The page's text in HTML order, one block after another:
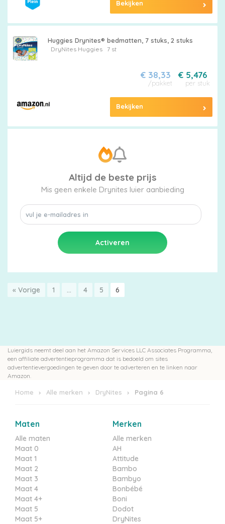
Bekijken
Huggies Drynites® bedmatten, 7 stuks, 2 stuks
DryNites Huggies 7 st
€ 5,476
per stuk
€ 38,33
/pakket
Bekijken
Altijd de beste prijs
Mis geen enkele Drynites luier aanbieding
« Vorige 1 … 4 5 6
Luiergids neemt deel aan het Amazon Services LLC Associates Programma,
een affiliate advertentieprogramma dat is bedoeld om sites
advertentievergoedingen te geven door te adverteren en te linken naar
Amazon.
Home Alle merken DryNites Pagina 6
Maten
Alle maten
Maat 0
Maat 1
Maat 2
Maat 3
Maat 4
Maat 4+
Maat 5
Maat 5+
Merken
Alle merken
AH
Attitude
Bambo
Bambyo
Bonbébé
Boni
Dodot
DryNites